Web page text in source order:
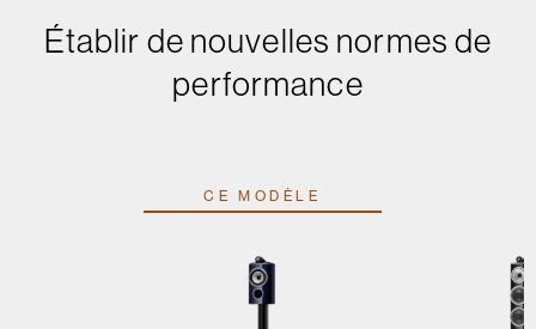
Établir de nouvelles normes de
performance
CE MODÈLE